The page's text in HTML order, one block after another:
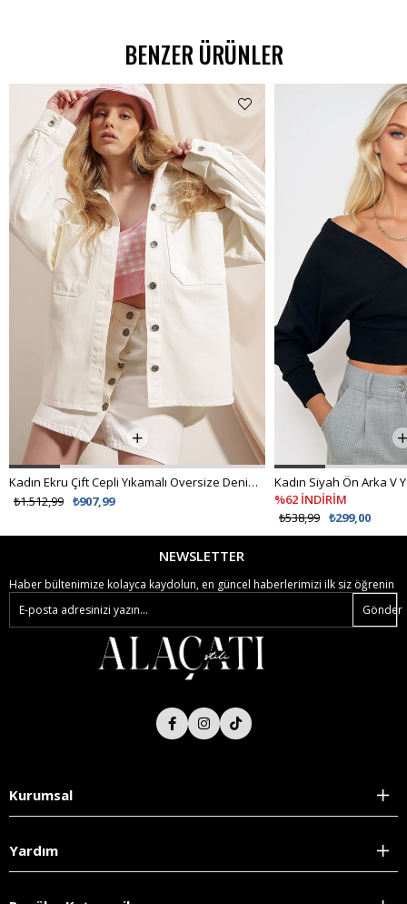
BENZER ÜRÜNLER
Kadın Ekru Çift Cepli Yıkamalı Oversize Denim Ceket ALC-X8152
₺907,99
₺1.512,99
%62 İNDİRİM
₺299,00
₺538,99
NEWSLETTER
Haber bültenimize kolayca kaydolun, en güncel haberlerimizi ilk siz öğrenin
Gönder
Kurumsal
Yardım